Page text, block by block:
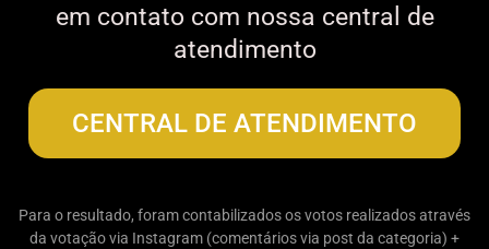
em contato com nossa central de
atendimento
CENTRAL DE ATENDIMENTO
Para o resultado, foram contabilizados os votos realizados através
da votação via Instagram (comentários via post da categoria) +